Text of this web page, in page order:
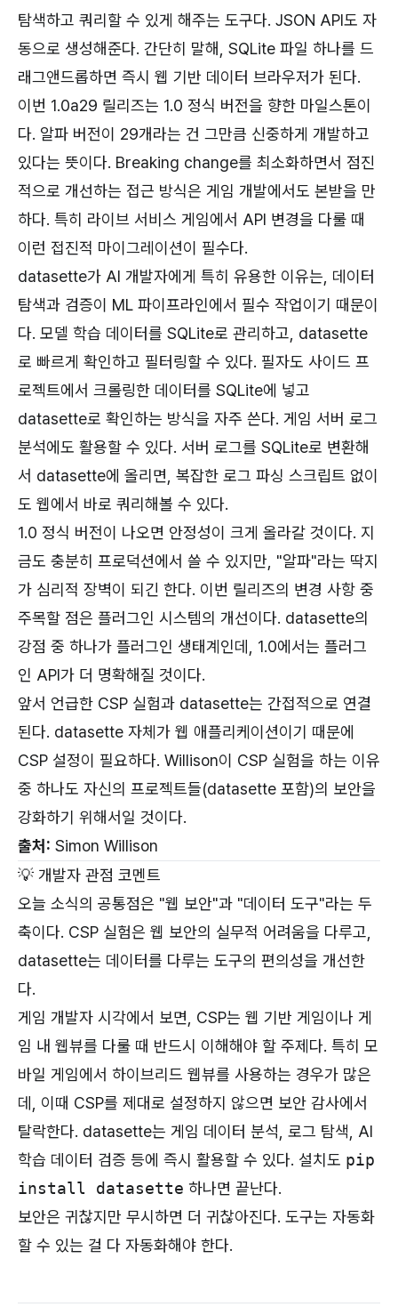
탐색하고 쿼리할 수 있게 해주는 도구다. JSON API도 자
동으로 생성해준다. 간단히 말해, SQLite 파일 하나를 드
래그앤드롭하면 즉시 웹 기반 데이터 브라우저가 된다.
이번 1.0a29 릴리즈는 1.0 정식 버전을 향한 마일스톤이
다. 알파 버전이 29개라는 건 그만큼 신중하게 개발하고
있다는 뜻이다. Breaking change를 최소화하면서 점진
적으로 개선하는 접근 방식은 게임 개발에서도 본받을 만
하다. 특히 라이브 서비스 게임에서 API 변경을 다룰 때
이런 접진적 마이그레이션이 필수다.
datasette가 AI 개발자에게 특히 유용한 이유는, 데이터
탐색과 검증이 ML 파이프라인에서 필수 작업이기 때문이
다. 모델 학습 데이터를 SQLite로 관리하고, datasette
로 빠르게 확인하고 필터링할 수 있다. 필자도 사이드 프
로젝트에서 크롤링한 데이터를 SQLite에 넣고
datasette로 확인하는 방식을 자주 쓴다. 게임 서버 로그
분석에도 활용할 수 있다. 서버 로그를 SQLite로 변환해
서 datasette에 올리면, 복잡한 로그 파싱 스크립트 없이
도 웹에서 바로 쿼리해볼 수 있다.
1.0 정식 버전이 나오면 안정성이 크게 올라갈 것이다. 지
금도 충분히 프로덕션에서 쓸 수 있지만, "알파"라는 딱지
가 심리적 장벽이 되긴 한다. 이번 릴리즈의 변경 사항 중
주목할 점은 플러그인 시스템의 개선이다. datasette의
강점 중 하나가 플러그인 생태계인데, 1.0에서는 플러그
인 API가 더 명확해질 것이다.
앞서 언급한 CSP 실험과 datasette는 간접적으로 연결
된다. datasette 자체가 웹 애플리케이션이기 때문에
CSP 설정이 필요하다. Willison이 CSP 실험을 하는 이유
중 하나도 자신의 프로젝트들(datasette 포함)의 보안을
강화하기 위해서일 것이다.
출처: Simon Willison
💡 개발자 관점 코멘트
오늘 소식의 공통점은 "웹 보안"과 "데이터 도구"라는 두
축이다. CSP 실험은 웹 보안의 실무적 어려움을 다루고,
datasette는 데이터를 다루는 도구의 편의성을 개선한
다.
게임 개발자 시각에서 보면, CSP는 웹 기반 게임이나 게
임 내 웹뷰를 다룰 때 반드시 이해해야 할 주제다. 특히 모
바일 게임에서 하이브리드 웹뷰를 사용하는 경우가 많은
데, 이때 CSP를 제대로 설정하지 않으면 보안 감사에서
탈락한다. datasette는 게임 데이터 분석, 로그 탐색, AI
학습 데이터 검증 등에 즉시 활용할 수 있다. 설치도 pip
install datasette 하나면 끝난다.
보안은 귀찮지만 무시하면 더 귀찮아진다. 도구는 자동화
할 수 있는 걸 다 자동화해야 한다.